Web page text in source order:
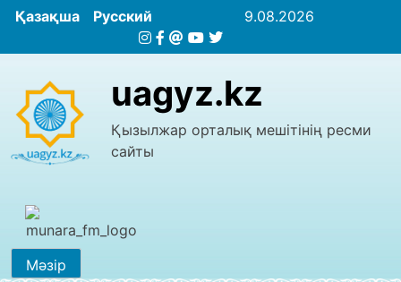
Қазақша Русский 9.08.2026
uagyz.kz
Қызылжар орталық мешітінің ресми
сайты
Мәзір